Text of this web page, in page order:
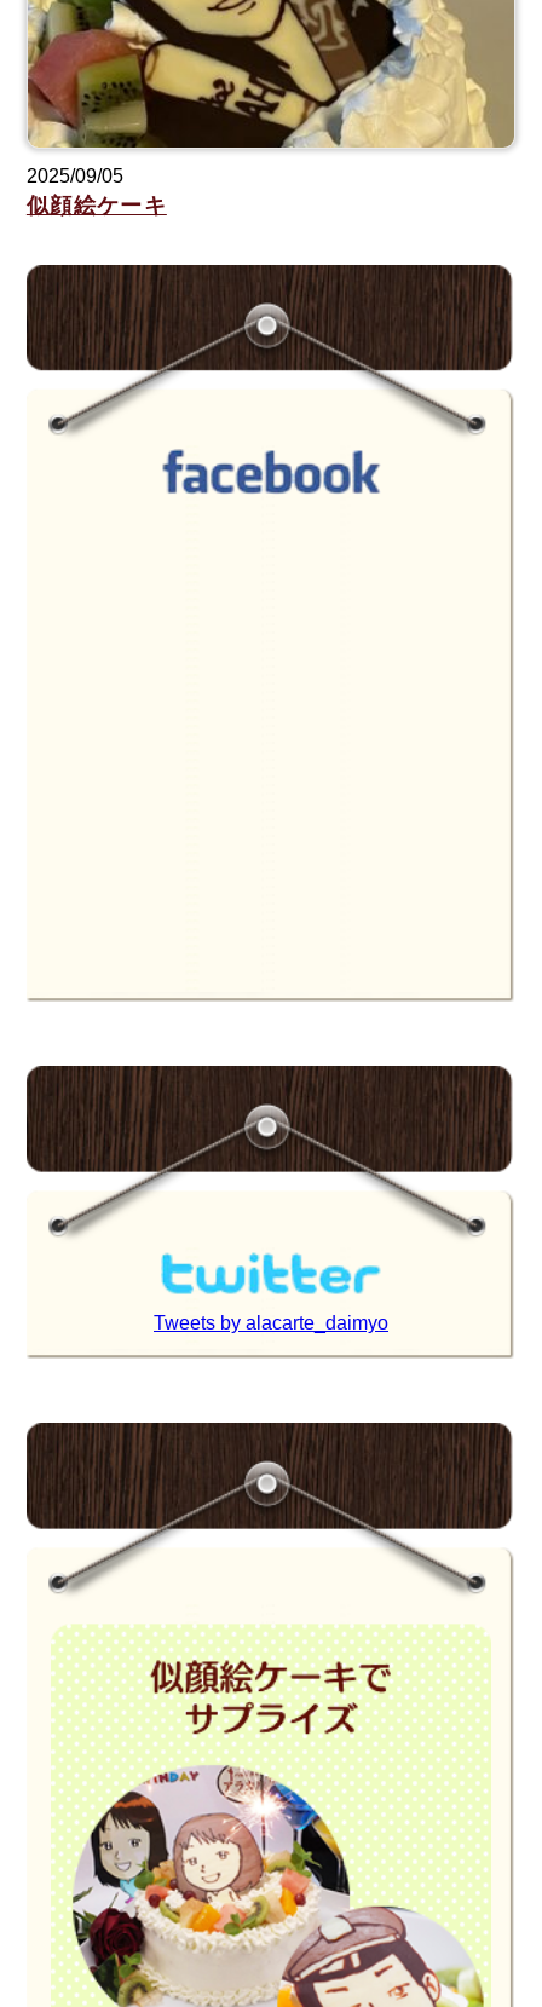
2025/09/05
似顔絵ケーキ
Tweets by alacarte_daimyo